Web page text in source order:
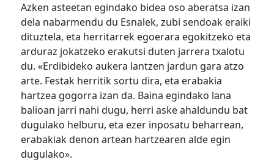
Azken asteetan egindako bidea oso aberatsa izan
dela nabarmendu du Esnalek, zubi sendoak eraiki
dituztela, eta herritarrek egoerara egokitzeko eta
arduraz jokatzeko erakutsi duten jarrera txalotu
du. «Erdibideko aukera lantzen jardun gara atzo
arte. Festak herritik sortu dira, eta erabakia
hartzea gogorra izan da. Baina egindako lana
balioan jarri nahi dugu, herri aske ahaldundu bat
dugulako helburu, eta ezer inposatu beharrean,
erabakiak denon artean hartzearen alde egin
dugulako».